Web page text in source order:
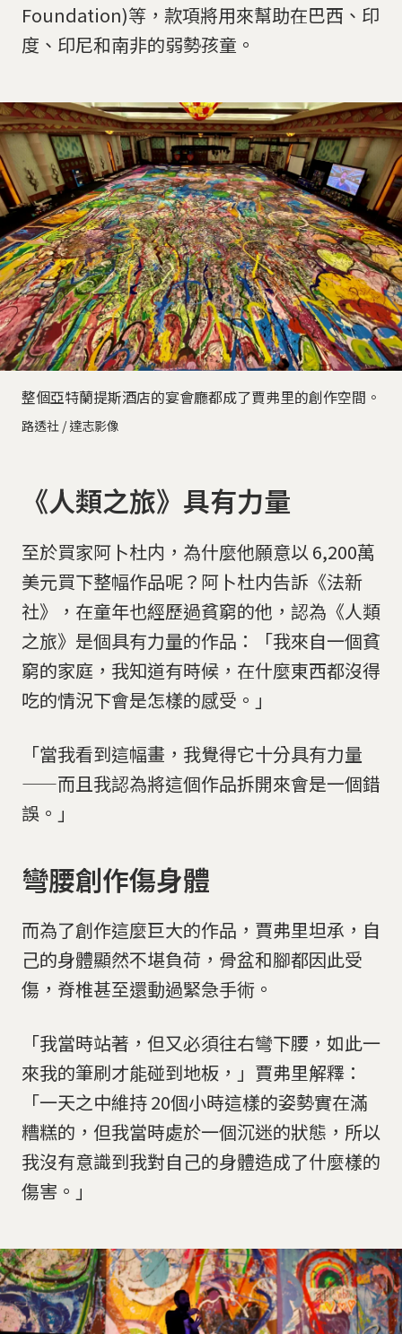
Foundation)等，款項將用來幫助在巴西、印
度、印尼和南非的弱勢孩童。
整個亞特蘭提斯酒店的宴會廳都成了賈弗里的創作空間。
路透社 / 達志影像
《人類之旅》具有力量
至於買家阿卜杜内，為什麼他願意以 6,200萬
美元買下整幅作品呢？阿卜杜内告訴《法新
社》，在童年也經歷過貧窮的他，認為《人類
之旅》是個具有力量的作品：「我來自一個貧
窮的家庭，我知道有時候，在什麼東西都沒得
吃的情況下會是怎樣的感受。」
「當我看到這幅畫，我覺得它十分具有力量
——而且我認為將這個作品拆開來會是一個錯
誤。」
彎腰創作傷身體
而為了創作這麼巨大的作品，賈弗里坦承，自
己的身體顯然不堪負荷，骨盆和腳都因此受
傷，脊椎甚至還動過緊急手術。
「我當時站著，但又必須往右彎下腰，如此一
來我的筆刷才能碰到地板，」賈弗里解釋：
「一天之中維持 20個小時這樣的姿勢實在滿
糟糕的，但我當時處於一個沉迷的狀態，所以
我沒有意識到我對自己的身體造成了什麼樣的
傷害。」